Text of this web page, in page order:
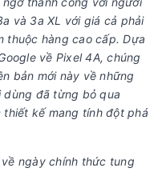
và 3a XL với giá cả phải
thuộc hàng cao cấp. Dựa
về Pixel 4A, chúng
bản mới này về những
dùng đã từng bỏ qua
kế mang tính đột phá
ngày chính thức tung